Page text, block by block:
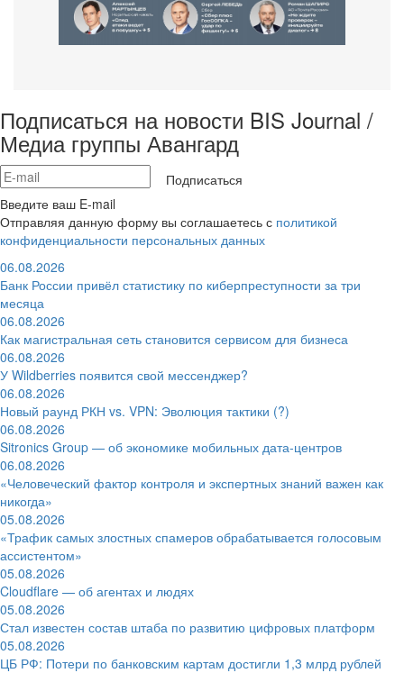
Подписаться на новости BIS Journal /
Медиа группы Авангард
Подписаться
Введите ваш E-mail
Отправляя данную форму вы соглашаетесь с политикой
конфиденциальности персональных данных
06.08.2026
Банк России привёл статистику по киберпреступности за три
месяца
06.08.2026
Как магистральная сеть становится сервисом для бизнеса
06.08.2026
У Wildberries появится свой мессенджер?
06.08.2026
Новый раунд РКН vs. VPN: Эволюция тактики (?)
06.08.2026
Sitronics Group — об экономике мобильных дата-центров
06.08.2026
«Человеческий фактор контроля и экспертных знаний важен как
никогда»
05.08.2026
«Трафик самых злостных спамеров обрабатывается голосовым
ассистентом»
05.08.2026
Cloudflare — об агентах и людях
05.08.2026
Стал известен состав штаба по развитию цифровых платформ
05.08.2026
ЦБ РФ: Потери по банковским картам достигли 1,3 млрд рублей